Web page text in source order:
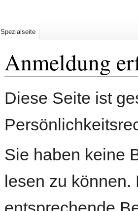
Anmeldung
Navigation
Suche
Diese Seite ist
Sie haben keine
lesen zu
Spezialseite